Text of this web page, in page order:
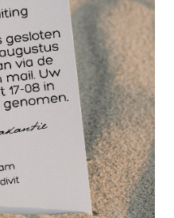
is het perfecte